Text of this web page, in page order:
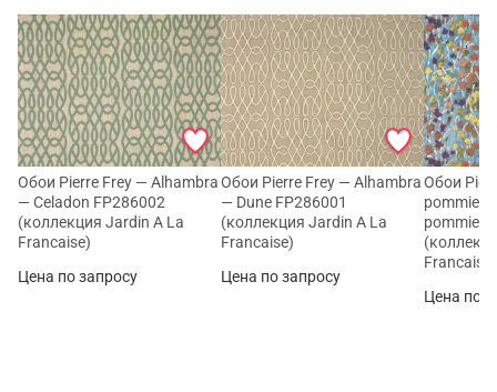
Обои Pierre Frey — Alhambra
— Celadon FP286002
(коллекция Jardin A La
Francaise)
Цена по запросу
Обои Pierre Frey — Alhambra
— Dune FP286001
(коллекция Jardin A La
Francaise)
Цена по запросу
Обои
pommiers
pommiers
Francaise)
Цена по